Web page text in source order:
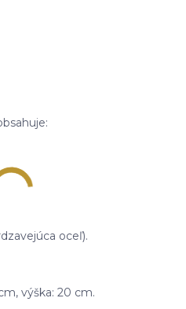
oceľ).
výška: 20 cm.